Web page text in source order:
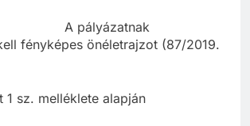
fényképes önéletrajzot (87/2019.
1 sz. melléklete alapján